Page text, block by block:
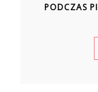
PODCZAS